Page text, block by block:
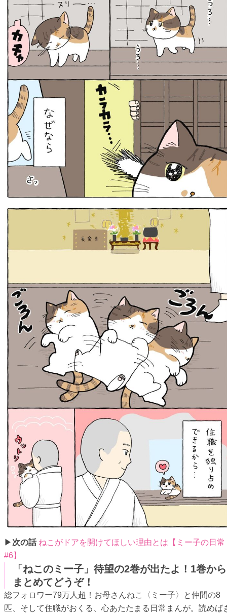
▶ 次の話 ねこがドアを開けてほしい理由とは【ミー子の日常
#6】
「ねこのミー子」待望の2巻が出たよ！1巻から
まとめてどうぞ！
総フォロワー79万人超！お母さんねこ〈ミー子〉と仲間の8
匹、そして住職がおくる、心あたたまる日常まんが。読めば